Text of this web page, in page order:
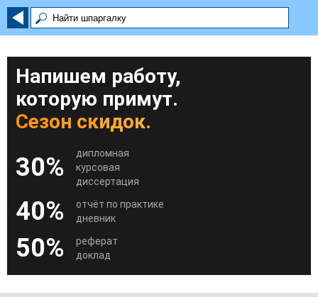
Напишем работу,
которую примут.
Сезон скидок.
30%
дипломная
курсовая
диссертация
40%
отчёт по практике
дневник
50%
реферат
доклад